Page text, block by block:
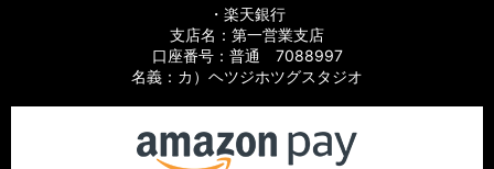
【シマノ】19スフェロスSW［SPHEROS SW］対応 カスタム
【シマノ】21スフェロスSW［SPHEROS SW］対応 カスタム
・楽天銀行
支店名：第一営業支店
口座番号：普通 7088997
名義：カ）ヘツジホツグスタジオ